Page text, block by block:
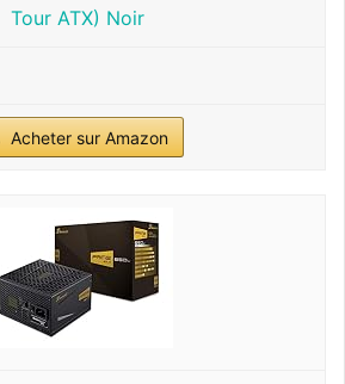
Tour ATX) Noir
Acheter sur Amazon